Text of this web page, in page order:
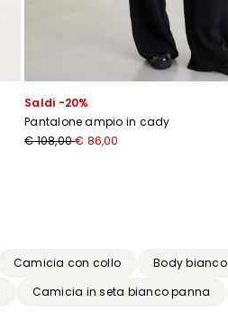
Saldi -20%
Pantalone ampio in cady
€ 108,00€ 86,00
Camicia con collo Body bianco
Camicia in seta bianco panna